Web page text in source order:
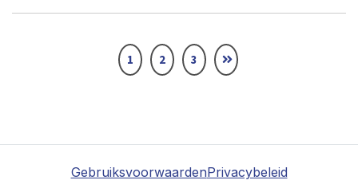
1 2 3
GebruiksvoorwaardenPrivacybeleid